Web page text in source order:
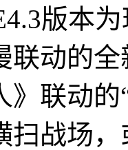
版本
联动的
》联动
扫战场